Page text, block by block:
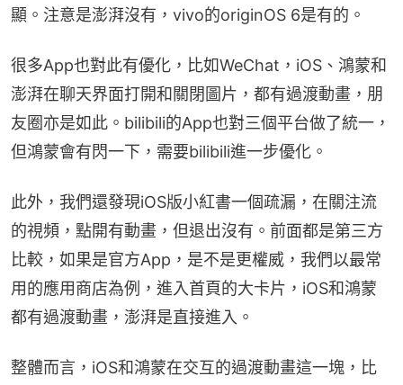
顯。注意是澎湃沒有，vivo的originOS 6是有的。
很多App也對此有優化，比如WeChat，iOS、鴻蒙和
澎湃在聊天界面打開和關閉圖片，都有過渡動畫，朋
友圈亦是如此。bilibili的App也對三個平台做了統一，
但鴻蒙會有閃一下，需要bilibili進一步優化。
此外，我們還發現iOS版小紅書一個疏漏，在關注流
的視頻，點開有動畫，但退出沒有。前面都是第三方
比較，如果是官方App，是不是更權威，我們以最常
用的應用商店為例，進入首頁的大卡片，iOS和鴻蒙
都有過渡動畫，澎湃是直接進入。
整體而言，iOS和鴻蒙在交互的過渡動畫這一塊，比